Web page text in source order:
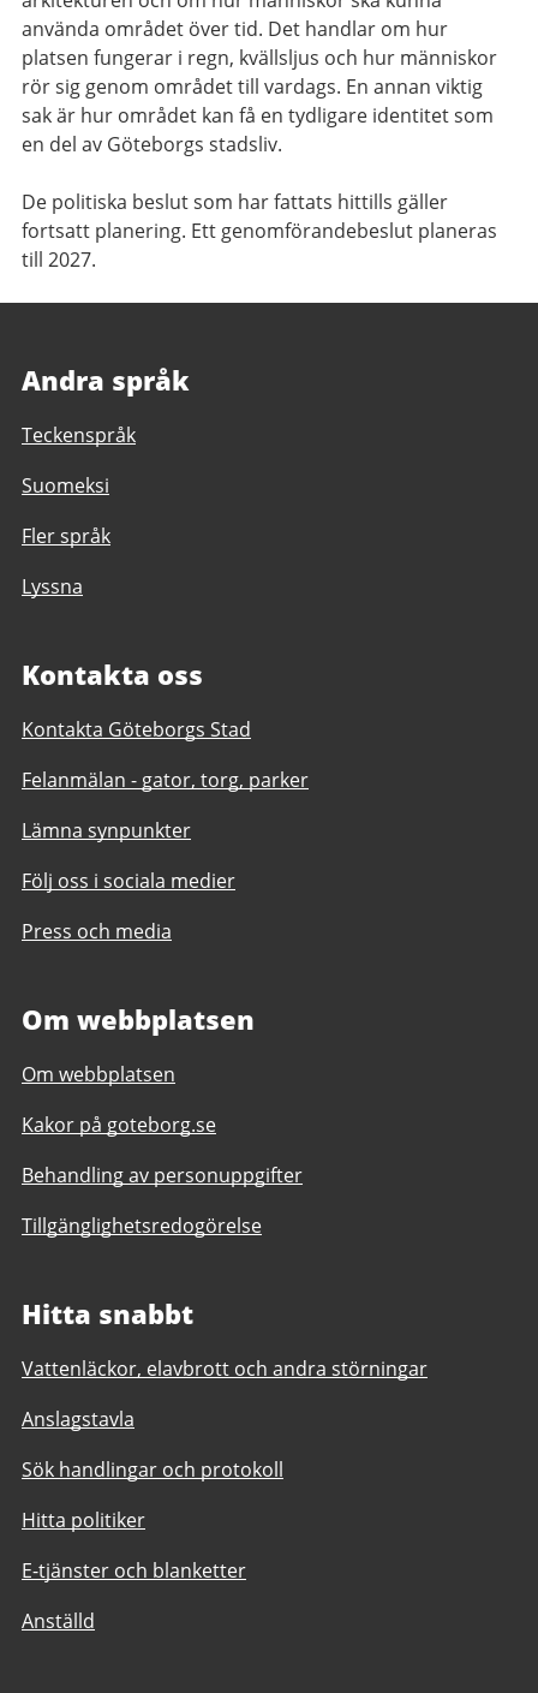
använda området över tid. Det handlar om hur
platsen fungerar i regn, kvällsljus och hur människor
rör sig genom området till vardags. En annan viktig
sak är hur området kan få en tydligare identitet som
en del av Göteborgs stadsliv.
De politiska beslut som har fattats hittills gäller
fortsatt planering. Ett genomförandebeslut planeras
till 2027.
Andra språk
Teckenspråk
Suomeksi
Fler språk
Lyssna
Kontakta oss
Kontakta Göteborgs Stad
Felanmälan - gator, torg, parker
Lämna synpunkter
Följ oss i sociala medier
Press och media
Om webbplatsen
Om webbplatsen
Kakor på goteborg.se
Behandling av personuppgifter
Tillgänglighetsredogörelse
Hitta snabbt
Vattenläckor, elavbrott och andra störningar
Anslagstavla
Sök handlingar och protokoll
Hitta politiker
E-tjänster och blanketter
Anställd